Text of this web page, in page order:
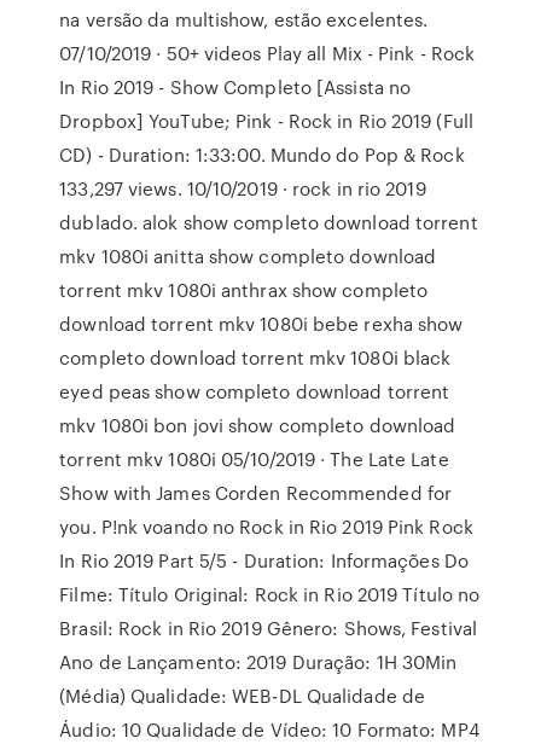
na versão da multishow, estão excelentes.
07/10/2019 · 50+ videos Play all Mix - Pink - Rock
In Rio 2019 - Show Completo [Assista no
Dropbox] YouTube; Pink - Rock in Rio 2019 (Full
CD) - Duration: 1:33:00. Mundo do Pop & Rock
133,297 views. 10/10/2019 · rock in rio 2019
dublado. alok show completo download torrent
mkv 1080i anitta show completo download
torrent mkv 1080i anthrax show completo
download torrent mkv 1080i bebe rexha show
completo download torrent mkv 1080i black
eyed peas show completo download torrent
mkv 1080i bon jovi show completo download
torrent mkv 1080i 05/10/2019 · The Late Late
Show with James Corden Recommended for
you. P!nk voando no Rock in Rio 2019 Pink Rock
In Rio 2019 Part 5/5 - Duration: Informações Do
Filme: Título Original: Rock in Rio 2019 Título no
Brasil: Rock in Rio 2019 Gênero: Shows, Festival
Ano de Lançamento: 2019 Duração: 1H 30Min
(Média) Qualidade: WEB-DL Qualidade de
Áudio: 10 Qualidade de Vídeo: 10 Formato: MP4